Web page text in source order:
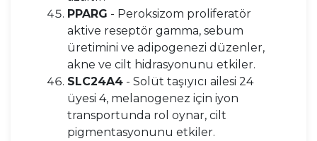
PPARG - Peroksizom proliferatör
aktive reseptör gamma, sebum
üretimini ve adipogenezi düzenler,
akne ve cilt hidrasyonunu etkiler.
SLC24A4 - Solüt taşıyıcı ailesi 24
üyesi 4, melanogenez için iyon
transportunda rol oynar, cilt
pigmentasyonunu etkiler.